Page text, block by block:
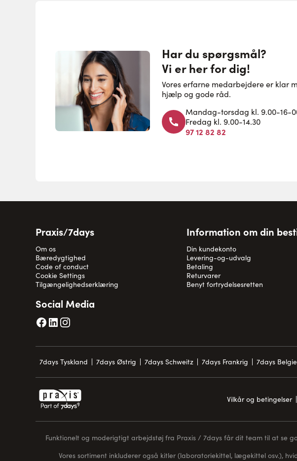
Har du spørgsmål?
Vi er her for dig!
Vores erfarne medarbejdere er klar
hjælp og gode råd.
Mandag-torsdag kl. 9.00-16-
Fredag kl. 9.00-14.30
97 12 82 82
Praxis/7days
Om os
Bæredygtighed
Code of conduct
Cookie Settings
Tilgængelighedserklæring
Information om din
Din kundekonto
Levering-og-udvalg
Betaling
Returvarer
Benyt fortrydelsesretten
Social Media
7days Tyskland 7days Østrig 7days Schweitz 7days Frankrig 7days
Vilkår og betingelser
Funktionelt og moderigtigt arbejdstøj fra Praxis / 7days får dit team til at se
Vores sortiment inkluderer også kitler (laboratoriekittel, lægekittel osv.),